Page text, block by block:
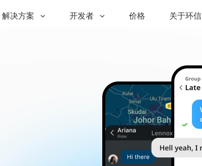
解决方案 开发者 价格 关于环信